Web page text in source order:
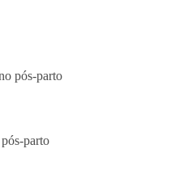
parto